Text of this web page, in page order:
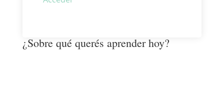
¿Sobre qué querés aprender hoy?